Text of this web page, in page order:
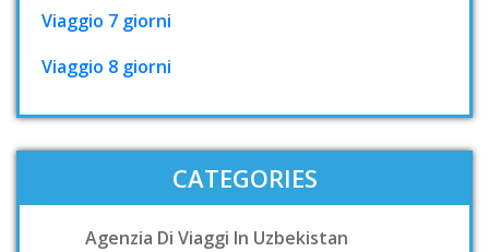
Viaggio 7 giorni
Viaggio 8 giorni
CATEGORIES
Agenzia Di Viaggi In Uzbekistan